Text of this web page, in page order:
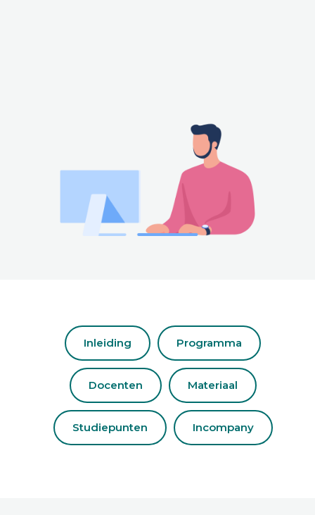
Inleiding Programma
Docenten Materiaal
Studiepunten Incompany